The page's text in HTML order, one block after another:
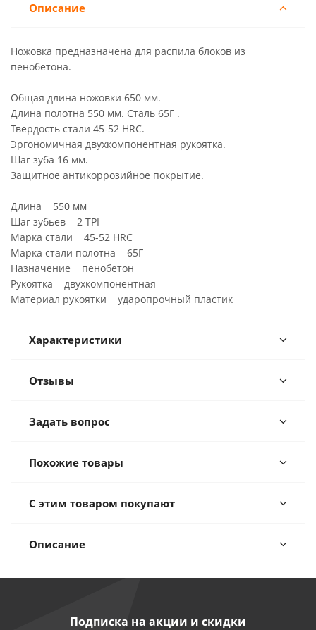
Описание
Ножовка предназначена для распила блоков из
пенобетона.
Общая длина ножовки 650 мм.
Длина полотна 550 мм. Сталь 65Г .
Твердость стали 45-52 HRC.
Эргономичная двухкомпонентная рукоятка.
Шаг зуба 16 мм.
Защитное антикоррозийное покрытие.
Длина 550 мм
Шаг зубьев 2 TPI
Марка стали 45-52 HRC
Марка стали полотна 65Г
Назначение пенобетон
Рукоятка двухкомпонентная
Материал рукоятки ударопрочный пластик
Характеристики
Отзывы
Задать вопрос
Похожие товары
С этим товаром покупают
Описание
Подписка на акции и скидки